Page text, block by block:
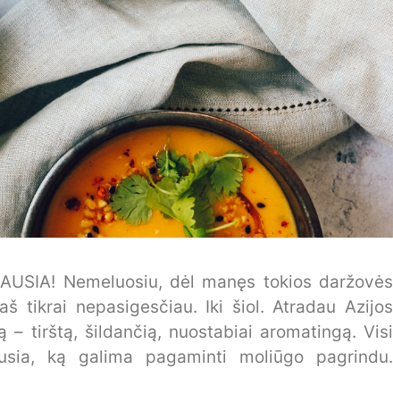
Nemeluosiu, dėl manęs tokios daržovės
tikrai nepasigesčiau. Iki šiol. Atradau Azijos
– tirštą, šildančią, nuostabiai aromatingą. Visi
ką galima pagaminti moliūgo pagrindu.